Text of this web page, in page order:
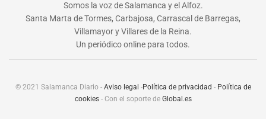
Somos la voz de Salamanca y el Alfoz.
Santa Marta de Tormes, Carbajosa, Carrascal de Barregas,
Villamayor y Villares de la Reina.
Un periódico online para todos.
© 2021 Salamanca Diario - Aviso legal -Política de privacidad - Política de
cookies- Con el soporte de Global.es